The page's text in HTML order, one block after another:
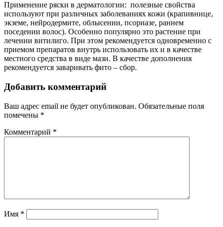
Применение ряски в дерматологии: полезные свойства
используют при различных заболеваниях кожи (крапивнице,
экземе, нейродермите, облысении, псориазе, раннем
поседении волос). Особенно популярно это растение при
лечении витилиго. При этом рекомендуется одновременно с
приемом препаратов внутрь использовать их и в качестве
местного средства в виде мази. В качестве дополнения
рекомендуется заваривать фито – сбор.
Добавить комментарий
Ваш адрес email не будет опубликован. Обязательные поля
помечены *
Комментарий *
Имя *